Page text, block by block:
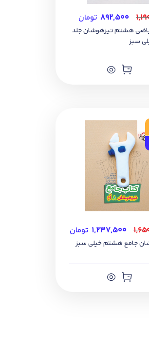
۸۹۲,۵۰۰ تومان
هشتم تیزهوشان جلد
سبز
۱,۲۳۷,۵۰۰ تومان
جامع هشتم خیلی سبز